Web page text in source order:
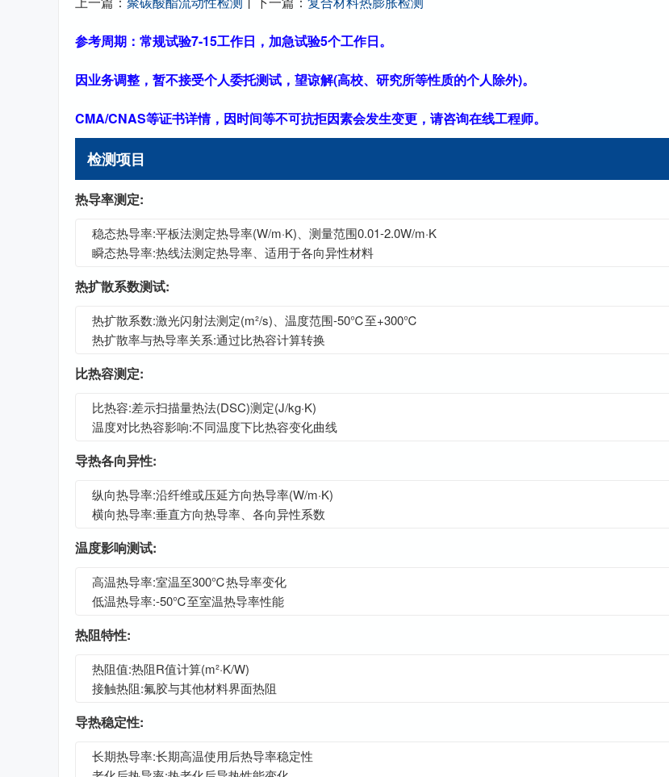
参考周期：常规试验7-15工作日，加急试验5个工作日。
因业务调整，暂不接受个人委托测试，望谅解(高校、研究所等性质的个人除外)。
CMA/CNAS等证书详情，因时间等不可抗拒因素会发生变更，请咨询在线工程师。
检测项目
热导率测定:
稳态热导率:平板法测定热导率(W/m·K)、测量范围0.01-2.0W/m·K
瞬态热导率:热线法测定热导率、适用于各向异性材料
热扩散系数测试:
热扩散系数:激光闪射法测定(m²/s)、温度范围-50℃至+300℃
热扩散率与热导率关系:通过比热容计算转换
比热容测定:
比热容:差示扫描量热法(DSC)测定(J/kg·K)
温度对比热容影响:不同温度下比热容变化曲线
导热各向异性:
纵向热导率:沿纤维或压延方向热导率(W/m·K)
横向热导率:垂直方向热导率、各向异性系数
温度影响测试:
高温热导率:室温至300℃热导率变化
低温热导率:-50℃至室温热导率性能
热阻特性:
热阻值:热阻R值计算(m²·K/W)
接触热阻:氟胶与其他材料界面热阻
导热稳定性:
长期热导率:长期高温使用后热导率稳定性